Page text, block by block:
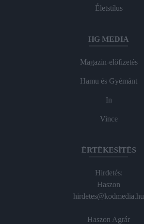
Életstílus
HG MEDIA
Magazin-előfizetés
Hamu és Gyémánt
In
Vince
ÉRTÉKESÍTÉS
Hirdetés:
Haszon
hirdetes@kodmedia.hu
Haszon Agrár